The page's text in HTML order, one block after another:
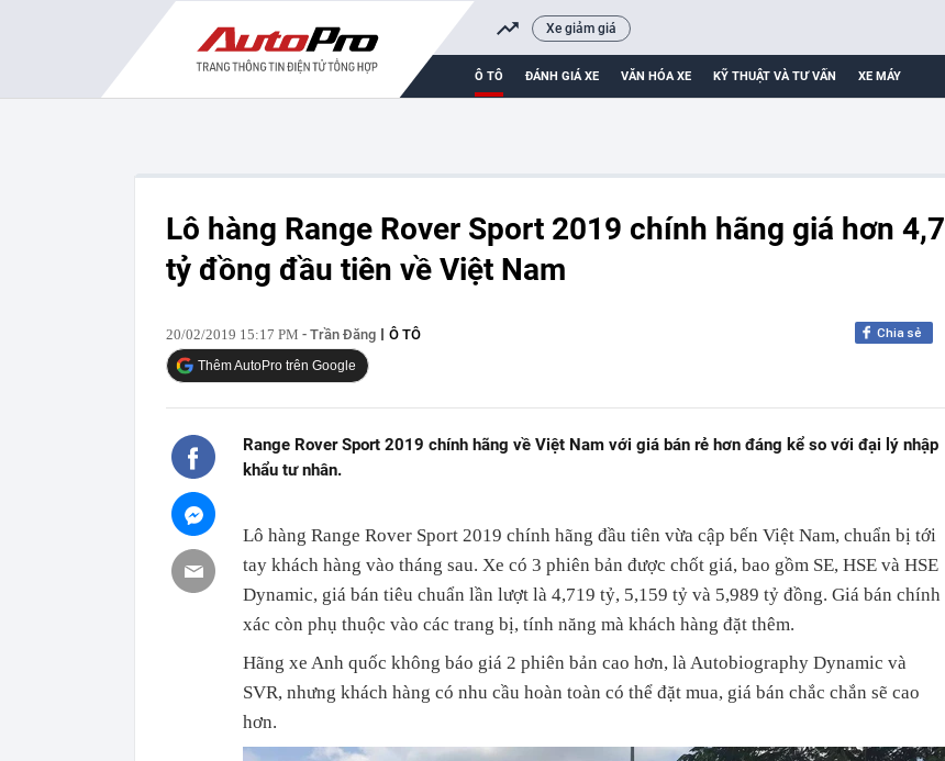
Xe giảm giá
Ô TÔ ĐÁNH GIÁ XE VĂN HÓA XE KỸ THUẬT VÀ TƯ VẤN XE MÁY
Lô hàng Range Rover Sport 2019 chính hãng giá hơn 4,7
tỷ đồng đầu tiên về Việt Nam
20/02/2019 15:17 PM - Trần Đăng Ô TÔ Chia sẻ
Thêm AutoPro trên Google
Range Rover Sport 2019 chính hãng về Việt Nam với giá bán rẻ hơn đáng kể so với đại lý nhập
khẩu tư nhân.
Lô hàng Range Rover Sport 2019 chính hãng đầu tiên vừa cập bến Việt Nam, chuẩn bị tới
tay khách hàng vào tháng sau. Xe có 3 phiên bản được chốt giá, bao gồm SE, HSE và HSE
Dynamic, giá bán tiêu chuẩn lần lượt là 4,719 tỷ, 5,159 tỷ và 5,989 tỷ đồng. Giá bán chính
xác còn phụ thuộc vào các trang bị, tính năng mà khách hàng đặt thêm.
Hãng xe Anh quốc không báo giá 2 phiên bản cao hơn, là Autobiography Dynamic và
SVR, nhưng khách hàng có nhu cầu hoàn toàn có thể đặt mua, giá bán chắc chắn sẽ cao
hơn.